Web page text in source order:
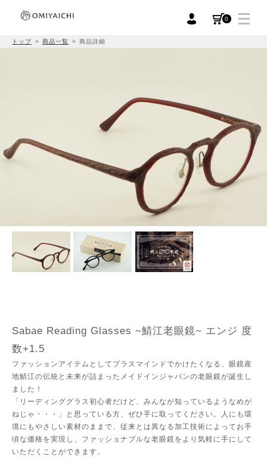
0
トップ 商品一覧 商品詳細
Sabae Reading Glasses ~鯖江老眼鏡~ エンジ 度
数+1.5
ファッションアイテムとしてプラスマインドでかけたくなる、眼鏡産
地鯖江の伝統と未来が詰まったメイドインジャパンの老眼鏡が誕生し
ました！
「リーディンググラス初心者だけど、みんなが知っているようなめが
ねじゃ・・・」と思っている方、ぜひ手に取ってください。人にも環
境にもやさしい素材のままで、従来とは異なる加工技術によってお手
頃な価格を実現し、ファッショナブルな老眼鏡をより気軽に手にして
いただくことができます。